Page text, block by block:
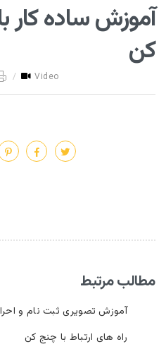
آموزش ساده کار
کن
/ Video
مطالب مرتبط
آموزش تصویری ثبت نام و
راه های ارتباط با چنج کن